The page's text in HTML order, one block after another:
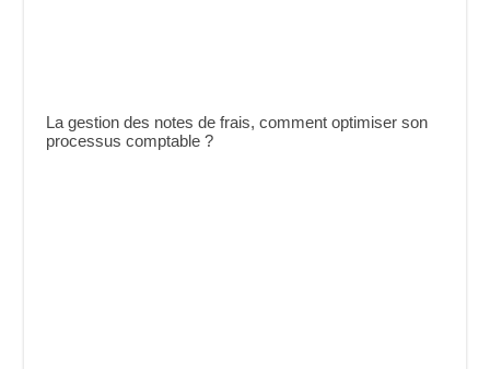
La gestion des notes de frais, comment optimiser son
processus comptable ?